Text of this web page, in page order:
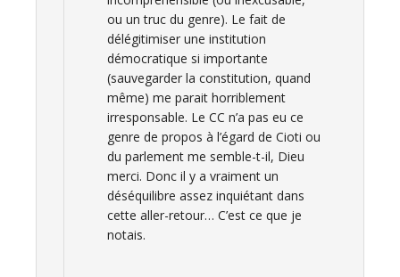
ou un truc du genre). Le fait de
délégitimiser une institution
démocratique si importante
(sauvegarder la constitution, quand
même) me parait horriblement
irresponsable. Le CC n’a pas eu ce
genre de propos à l’égard de Cioti ou
du parlement me semble-t-il, Dieu
merci. Donc il y a vraiment un
déséquilibre assez inquiétant dans
cette aller-retour… C’est ce que je
notais.